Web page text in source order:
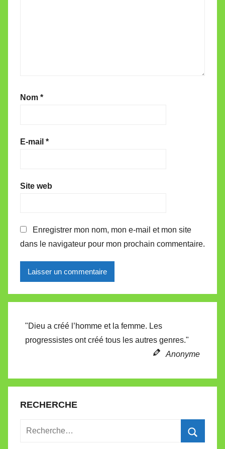
Nom *
E-mail *
Site web
Enregistrer mon nom, mon e-mail et mon site
dans le navigateur pour mon prochain commentaire.
"Dieu a créé l’homme et la femme. Les
progressistes ont créé tous les autres genres."
Anonyme
RECHERCHE
Recherche